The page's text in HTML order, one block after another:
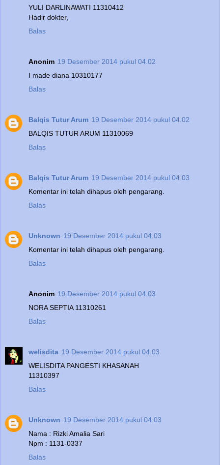
YULI DARLINAWATI 11310412
Hadir dokter,
Balas
Anonim 19 Desember 2014 pukul 04.02
I made diana 10310177
Balas
Balqis Tutur Arum 19 Desember 2014 pukul 04.02
BALQIS TUTUR ARUM 11310069
Balas
Balqis Tutur Arum 19 Desember 2014 pukul 04.03
Komentar ini telah dihapus oleh pengarang.
Balas
Unknown 19 Desember 2014 pukul 04.03
Komentar ini telah dihapus oleh pengarang.
Balas
Anonim 19 Desember 2014 pukul 04.03
NORA SEPTIA 11310261
Balas
welisdita 19 Desember 2014 pukul 04.03
WELISDITA PANGESTI KHASANAH
11310397
Balas
Unknown 19 Desember 2014 pukul 04.03
Nama : Rizki Amalia Sari
Npm : 1131-0337
Balas